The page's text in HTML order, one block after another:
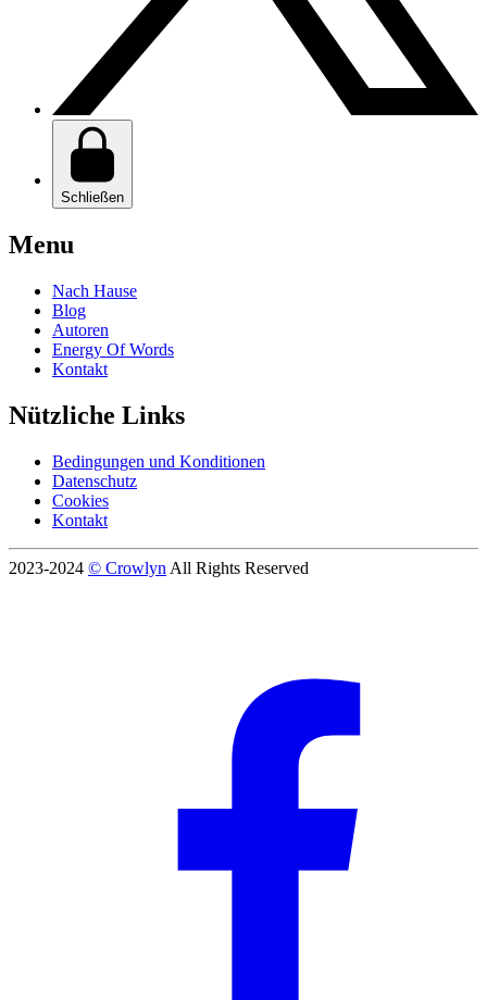
Schließen
Menu
Nach Hause
Blog
Autoren
Energy Of Words
Kontakt
Nützliche Links
Bedingungen und Konditionen
Datenschutz
Cookies
Kontakt
2023-2024 © Crowlyn All Rights Reserved